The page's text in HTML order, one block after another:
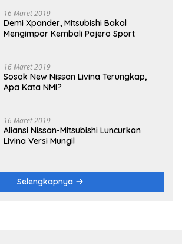
16 Maret 2019
Demi Xpander, Mitsubishi Bakal
Mengimpor Kembali Pajero Sport
16 Maret 2019
Sosok New Nissan Livina Terungkap,
Apa Kata NMI?
16 Maret 2019
Aliansi Nissan-Mitsubishi Luncurkan
Livina Versi Mungil
Selengkapnya